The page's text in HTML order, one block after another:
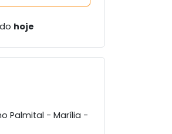
hoje
Palmital - Marília -